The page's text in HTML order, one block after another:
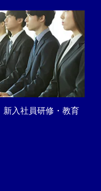
新入社員研修・教育